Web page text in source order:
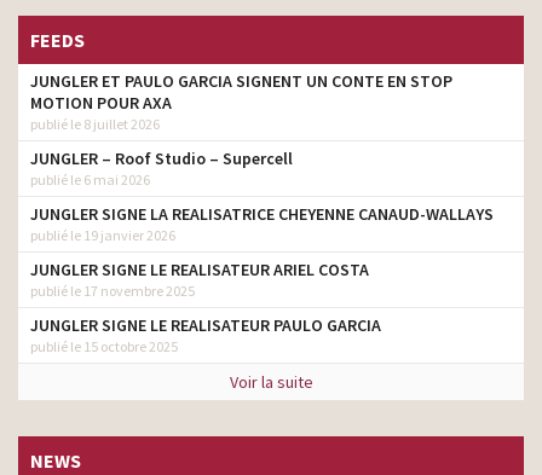
FEEDS
JUNGLER ET PAULO GARCIA SIGNENT UN CONTE EN STOP
MOTION POUR AXA
publié le 8 juillet 2026
JUNGLER – Roof Studio – Supercell
publié le 6 mai 2026
JUNGLER SIGNE LA REALISATRICE CHEYENNE CANAUD-WALLAYS
publié le 19 janvier 2026
JUNGLER SIGNE LE REALISATEUR ARIEL COSTA
publié le 17 novembre 2025
JUNGLER SIGNE LE REALISATEUR PAULO GARCIA
publié le 15 octobre 2025
Voir la suite
NEWS